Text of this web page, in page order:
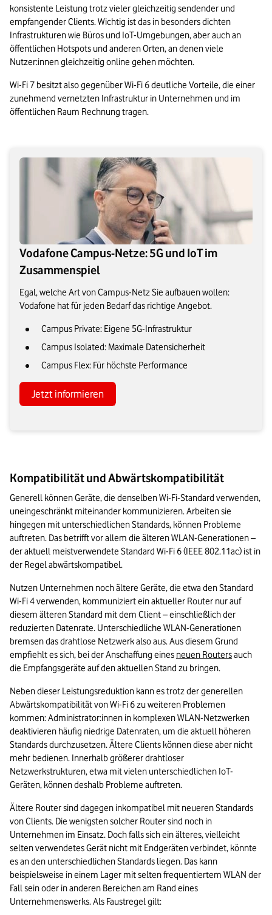
konsistente Leistung trotz vieler gleichzeitig sendender und
empfangender Clients. Wichtig ist das in besonders dichten
Infrastrukturen wie Büros und IoT-Umgebungen, aber auch an
öffentlichen Hotspots und anderen Orten, an denen viele
Nutzer:innen gleichzeitig online gehen möchten.
Wi-Fi 7 besitzt also gegenüber Wi-Fi 6 deutliche Vorteile, die einer
zunehmend vernetzten Infrastruktur in Unternehmen und im
öffentlichen Raum Rechnung tragen.
Vodafone Campus-Netze: 5G und IoT im
Zusammenspiel
Egal, welche Art von Campus-Netz Sie aufbauen wollen:
Vodafone hat für jeden Bedarf das richtige Angebot.
Campus Private: Eigene 5G-Infrastruktur
Campus Isolated: Maximale Datensicherheit
Campus Flex: Für höchste Performance
Jetzt informieren
Kompatibilität und Abwärtskompatibilität
Generell können Geräte, die denselben Wi-Fi-Standard verwenden,
uneingeschränkt miteinander kommunizieren. Arbeiten sie
hingegen mit unterschiedlichen Standards, können Probleme
auftreten. Das betrifft vor allem die älteren WLAN-Generationen –
der aktuell meistverwendete Standard Wi-Fi 6 (IEEE 802.11ac) ist in
der Regel abwärtskompatibel.
Nutzen Unternehmen noch ältere Geräte, die etwa den Standard
Wi-Fi 4 verwenden, kommuniziert ein aktueller Router nur auf
diesem älteren Standard mit dem Client – einschließlich der
reduzierten Datenrate. Unterschiedliche WLAN-Generationen
bremsen das drahtlose Netzwerk also aus. Aus diesem Grund
empfiehlt es sich, bei der Anschaffung eines neuen Routers auch
die Empfangsgeräte auf den aktuellen Stand zu bringen.
Neben dieser Leistungsreduktion kann es trotz der generellen
Abwärtskompatibilität von Wi-Fi 6 zu weiteren Problemen
kommen: Administrator:innen in komplexen WLAN-Netzwerken
deaktivieren häufig niedrige Datenraten, um die aktuell höheren
Standards durchzusetzen. Ältere Clients können diese aber nicht
mehr bedienen. Innerhalb größerer drahtloser
Netzwerkstrukturen, etwa mit vielen unterschiedlichen IoT-
Geräten, können deshalb Probleme auftreten.
Ältere Router sind dagegen inkompatibel mit neueren Standards
von Clients. Die wenigsten solcher Router sind noch in
Unternehmen im Einsatz. Doch falls sich ein älteres, vielleicht
selten verwendetes Gerät nicht mit Endgeräten verbindet, könnte
es an den unterschiedlichen Standards liegen. Das kann
beispielsweise in einem Lager mit selten frequentiertem WLAN der
Fall sein oder in anderen Bereichen am Rand eines
Unternehmenswerks. Als Faustregel gilt: